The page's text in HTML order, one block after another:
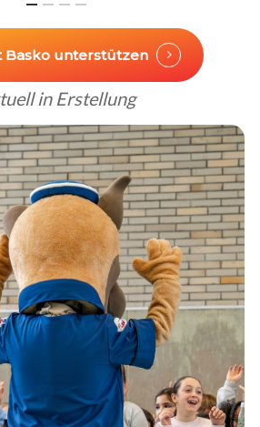
Basko unterstützen
in Erstellung